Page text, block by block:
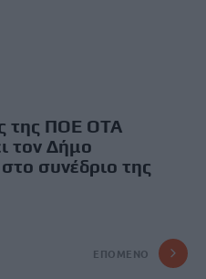
της ΠΟΕ ΟΤΑ
τον Δήμο
συνέδριο της
ΕΠΌΜΕΝΟ